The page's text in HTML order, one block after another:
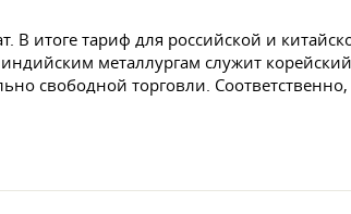
итоге тариф для российской и
металлургам служит
свободной торговли.